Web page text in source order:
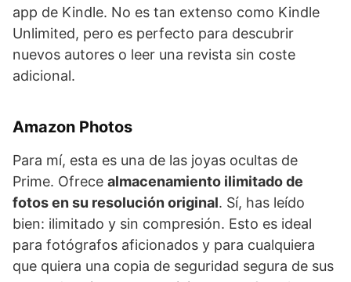
app de Kindle. No es tan extenso como Kindle
Unlimited, pero es perfecto para descubrir
nuevos autores o leer una revista sin coste
adicional.
Amazon Photos
Para mí, esta es una de las joyas ocultas de
Prime. Ofrece almacenamiento ilimitado de
fotos en su resolución original. Sí, has leído
bien: ilimitado y sin compresión. Esto es ideal
para fotógrafos aficionados y para cualquiera
que quiera una copia de seguridad segura de sus